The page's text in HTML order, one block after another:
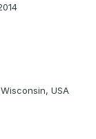
USA